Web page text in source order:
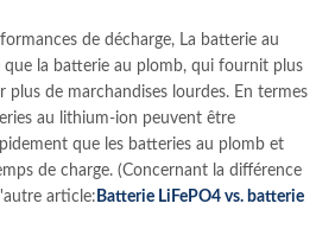
de décharge, La batterie au
que la batterie au plomb, qui fournit plus
plus de marchandises lourdes. En termes
au lithium-ion peuvent être
que les batteries au plomb et
de charge. (Concernant la différence
article: Batterie LiFePO4 vs. batterie